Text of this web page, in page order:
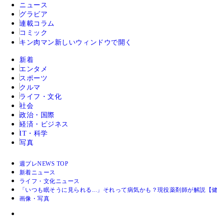
ニュース
グラビア
連載コラム
コミック
キン肉マン 新しいウィンドウで開く
新着
エンタメ
スポーツ
クルマ
ライフ・文化
社会
政治・国際
経済・ビジネス
IT・科学
写真
週プレNEWS TOP
新着ニュース
ライフ・文化ニュース
「いつも眠そうに見られる...」それって病気かも？現役薬剤師が解説【
画像・写真